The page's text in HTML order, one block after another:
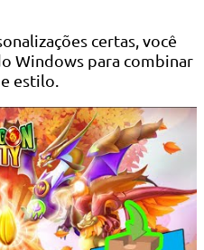
certas, você
Windows para combinar
estilo.